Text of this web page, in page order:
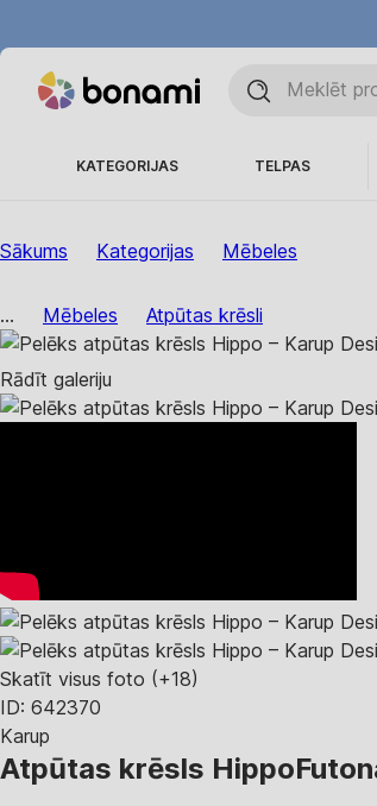
KATEGORIJAS TELPAS
Sākums Kategorijas Mēbeles
... Mēbeles Atpūtas krēsli
Rādīt galeriju
Skatīt visus foto (+18)
ID: 642370
Karup
Atpūtas krēsls Hippo